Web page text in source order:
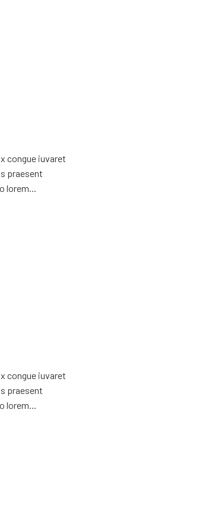
congue iuvaret
praesent
lorem...
congue iuvaret
praesent
lorem...